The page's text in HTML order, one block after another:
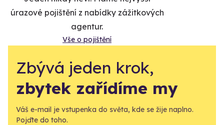
úrazové pojištění z nabídky zážitkových
agentur.
Vše o pojištění
Zbývá jeden krok,
zbytek zařídíme my
Váš e-mail je vstupenka do světa, kde se žije naplno.
Pojďte do toho.